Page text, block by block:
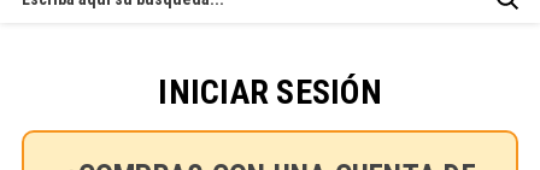
en
INICIAR SESIÓN